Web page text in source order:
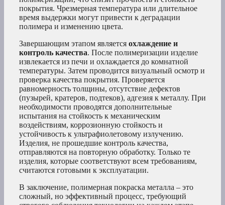
покрытия. Чрезмерная температура или длительное
время выдержки могут привести к деградации
полимера и изменению цвета.
Завершающим этапом является охлаждение и
контроль качества. После полимеризации изделие
извлекается из печи и охлаждается до комнатной
температуры. Затем проводится визуальный осмотр и
проверка качества покрытия. Проверяется
равномерность толщины, отсутствие дефектов
(пузырей, кратеров, подтеков), адгезия к металлу. При
необходимости проводятся дополнительные
испытания на стойкость к механическим
воздействиям, коррозионную стойкость и
устойчивость к ультрафиолетовому излучению.
Изделия, не прошедшие контроль качества,
отправляются на повторную обработку. Только те
изделия, которые соответствуют всем требованиям,
считаются готовыми к эксплуатации.
В заключение, полимерная покраска металла – это
сложный, но эффективный процесс, требующий